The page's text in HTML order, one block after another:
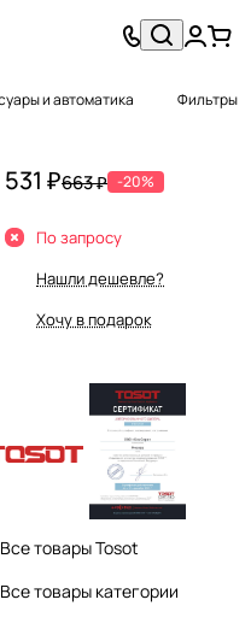
и автоматика Фильтры
531 ₽663 ₽ -20%
По запросу
Нашли дешевле?
Хочу в подарок
Все товары Tosot
Все товары категории